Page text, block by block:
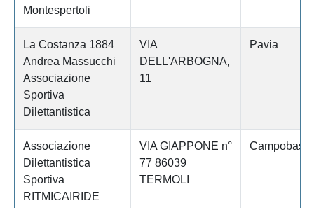
Montespertoli
La Costanza 1884
Andrea Massucchi
Associazione
Sportiva
Dilettantistica
VIA
DELL'ARBOGNA,
11
Pavia
Associazione
Dilettantistica
Sportiva
RITMICAIRIDE
VIA GIAPPONE n°
77 86039
TERMOLI